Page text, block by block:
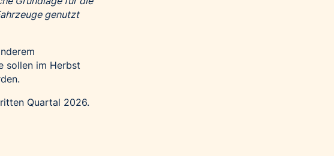
genutzt
sollen im Herbst
Quartal 2026.